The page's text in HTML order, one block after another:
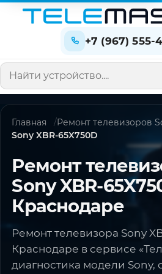
+7 (967) 555-
Поиск по сайту
Главная
Ремонт телевизоров
Sony XBR-65X750D
Ремонт
Sony XBR-
Краснодаре
Ремонт телевизора Sony
Краснодаре в сервисе
диагностика модели Sony,